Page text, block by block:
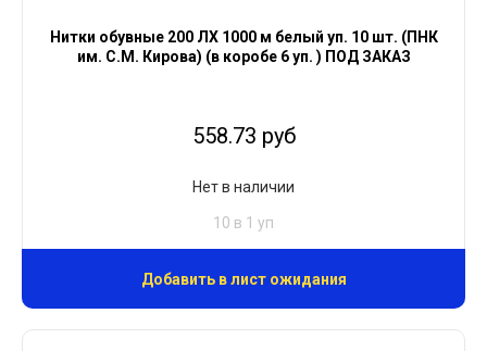
Нитки обувные 200 ЛХ 1000 м белый уп. 10 шт. (ПНК
им. С.М. Кирова) (в коробе 6 уп. ) ПОД ЗАКАЗ
558.73 руб
Нет в наличии
10 в 1 уп
Добавить в лист ожидания